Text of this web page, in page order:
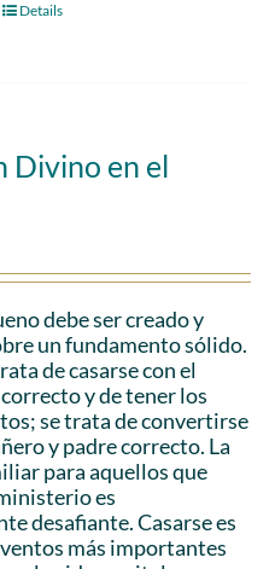
Details
Divino en el
debe ser creado y
un fundamento sólido.
de casarse con el
y de tener los
se trata de convertirse
y padre correcto. La
para aquellos que
es
desafiante. Casarse es
más importantes